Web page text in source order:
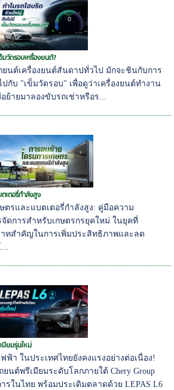
วัดรอบเครื่องยนต์?
นต์เครื่องยนต์สันดาปทั่วไป มักจะชินกับการ
ปกับ "เข็มวัดรอบ" เพื่อดูว่าเครื่องยนต์ทำงาน
ย้ายมาลองขับรถเช่าหรือร...
ตเตอรี่กำลังสูง
ตรและแบตเตอรี่กำลังสูง: คู่มือความ
ดการสำหรับเกษตรกรยุคใหม่ ในยุคที่
ทสำคัญในการเพิ่มประสิทธิภาพและลด
มียมรุ่นใหม่
ฟ้า ในประเทศไทยยังคงแรงอย่างต่อเนื่อง!
นต์พรีเมียมระดับโลกภายใต้ Chery Group
รในไทย พร้อมประเดิมตลาดด้วย LEPAS L6